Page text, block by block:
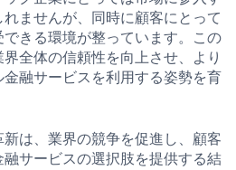
ませんが、同時に顧客にとって
きる環境が整っています。この
全体の信頼性を向上させ、より
融サービスを利用する姿勢を育
は、業界の競争を促進し、顧客
サービスの選択肢を提供する結